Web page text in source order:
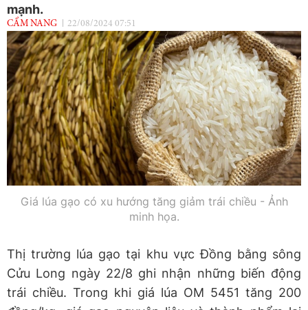
mạnh.
CẨM NANG 22/08/2024 07:51
Giá lúa gạo có xu hướng tăng giảm trái chiều - Ảnh
minh họa.
Thị trường lúa gạo tại khu vực Đồng bằng sông
Cửu Long ngày 22/8 ghi nhận những biến động
trái chiều. Trong khi giá lúa OM 5451 tăng 200